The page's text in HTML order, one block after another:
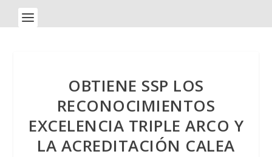
OBTIENE SSP LOS
RECONOCIMIENTOS
EXCELENCIA TRIPLE ARCO Y
LA ACREDITACIÓN CALEA